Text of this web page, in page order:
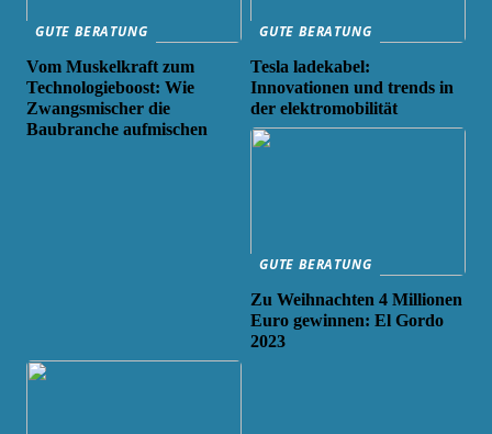
GUTE BERATUNG
Vom Muskelkraft zum
Technologieboost: Wie
Zwangsmischer die
Baubranche aufmischen
GUTE BERATUNG
Tesla ladekabel:
Innovationen und trends in
der elektromobilität
GUTE BERATUNG
Zu Weihnachten 4 Millionen
Euro gewinnen: El Gordo
2023